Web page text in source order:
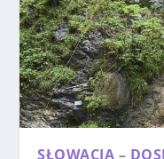
SŁOWACJA –